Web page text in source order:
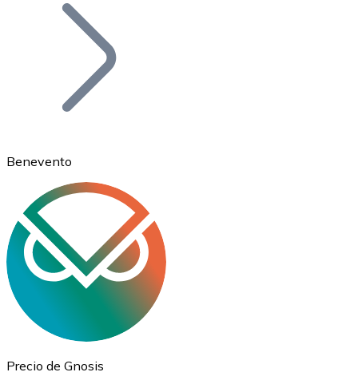
Bitcoin
Ethereum
ETH
Benevento
Precio de Gnosis